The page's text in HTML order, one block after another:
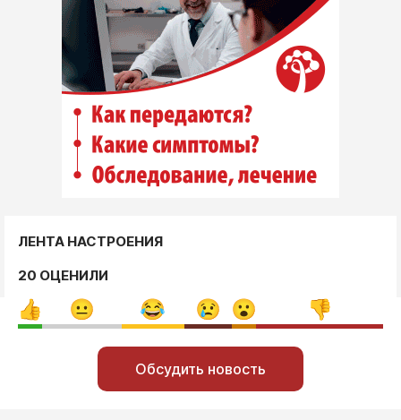
ЛЕНТА НАСТРОЕНИЯ
20 ОЦЕНИЛИ
Обсудить новость